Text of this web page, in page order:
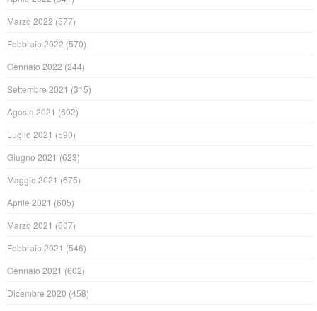
Marzo 2022 (577)
Febbraio 2022 (570)
Gennaio 2022 (244)
Settembre 2021 (315)
Agosto 2021 (602)
Luglio 2021 (590)
Giugno 2021 (623)
Maggio 2021 (675)
Aprile 2021 (605)
Marzo 2021 (607)
Febbraio 2021 (546)
Gennaio 2021 (602)
Dicembre 2020 (458)